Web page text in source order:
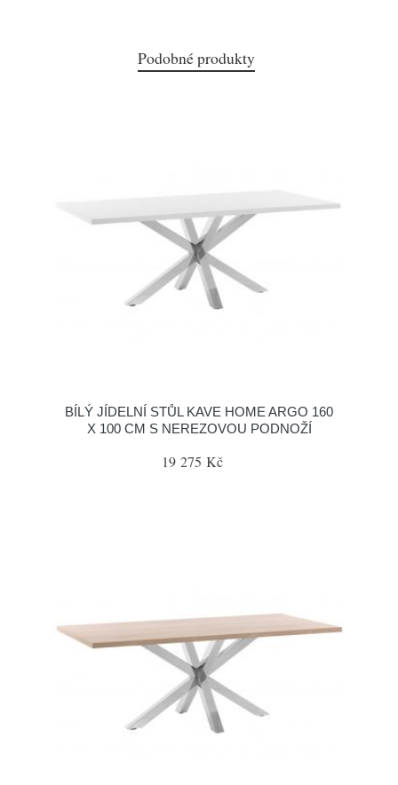
Podobné produkty
BÍLÝ JÍDELNÍ STŮL KAVE HOME ARGO 160
X 100 CM S NEREZOVOU PODNOŽÍ
19 275 Kč